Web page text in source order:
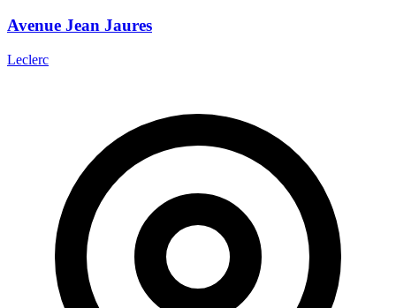
Avenue Jean Jaures
Leclerc